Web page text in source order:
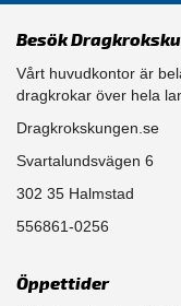
Besök
Vårt huvudkontor är
dragkrokar över hela
Dragkrokskungen.se
Svartalundsvägen 6
302 35 Halmstad
556861-0256
Öppettider